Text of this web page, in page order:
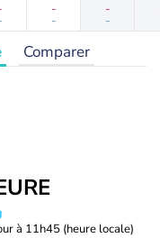
-
-
-
-
Comparer
à 11h45 (heure locale)